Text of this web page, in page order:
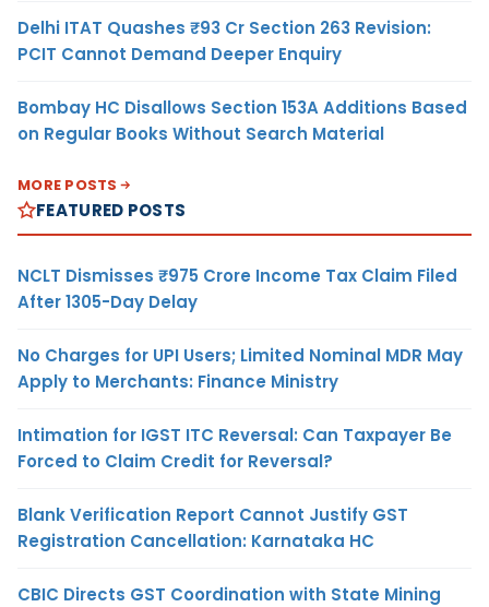
Delhi ITAT Quashes ₹93 Cr Section 263 Revision:
PCIT Cannot Demand Deeper Enquiry
Bombay HC Disallows Section 153A Additions Based
on Regular Books Without Search Material
MORE POSTS
FEATURED POSTS
NCLT Dismisses ₹975 Crore Income Tax Claim Filed
After 1305-Day Delay
No Charges for UPI Users; Limited Nominal MDR May
Apply to Merchants: Finance Ministry
Intimation for IGST ITC Reversal: Can Taxpayer Be
Forced to Claim Credit for Reversal?
Blank Verification Report Cannot Justify GST
Registration Cancellation: Karnataka HC
CBIC Directs GST Coordination with State Mining